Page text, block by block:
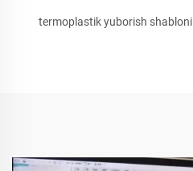
termoplastik yuborish shabloni